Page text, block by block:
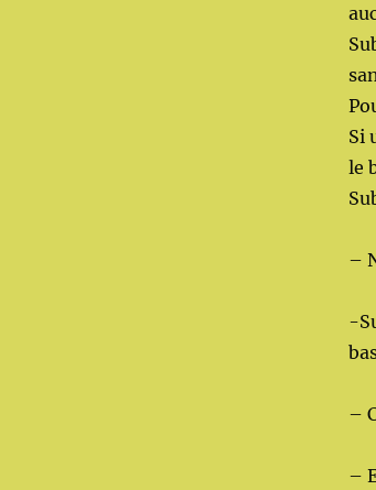
Si
le
–
-
–
–